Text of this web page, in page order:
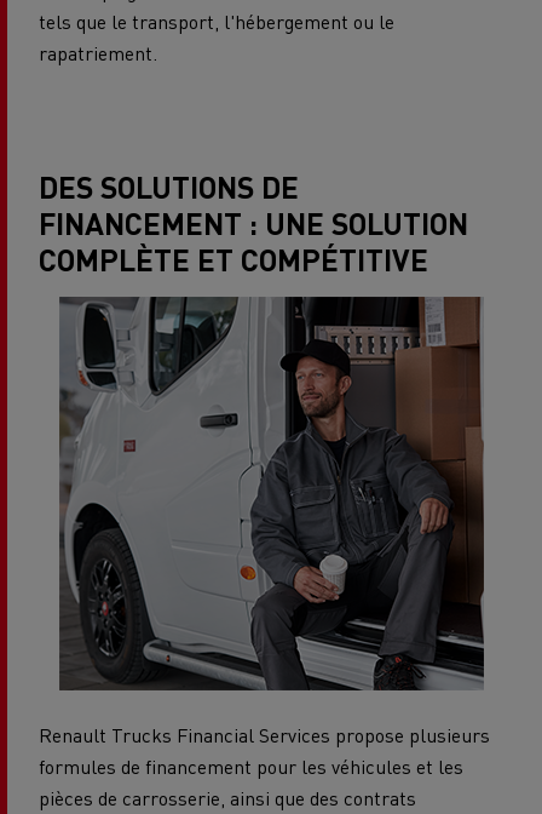
tels que le transport, l'hébergement ou le
rapatriement.
DES SOLUTIONS DE
FINANCEMENT : UNE SOLUTION
COMPLÈTE ET COMPÉTITIVE
Renault Trucks Financial Services propose plusieurs
formules de financement pour les véhicules et les
pièces de carrosserie, ainsi que des contrats